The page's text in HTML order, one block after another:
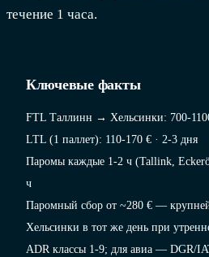
течение 1 часа.
Ключевые факты
FTL Таллинн → Хельсинки: 700-
LTL (1 паллет): 110-170 € · 2-3 дня
Паромы каждые 1-2 ч (Tallink,
ч
Паромный сбор от ~280 € —
Хельсинки в тот же день при
ADR классы 1-9; для авиа — DGR/